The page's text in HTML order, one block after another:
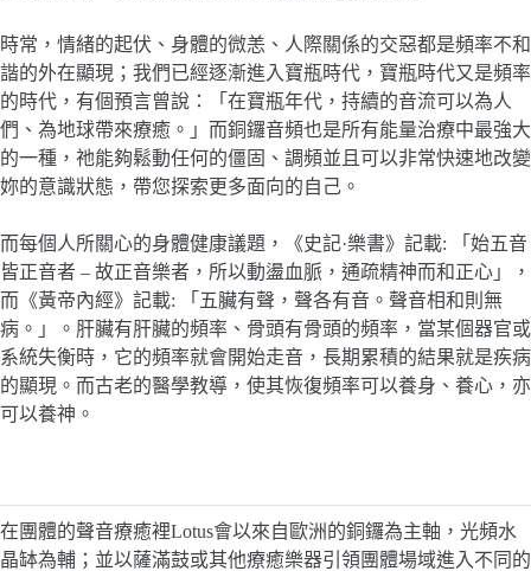
時常，情緒的起伏、身體的微恙、人際關係的交惡都是頻率不和
諧的外在顯現；我們已經逐漸進入寶瓶時代，寶瓶時代又是頻率
的時代，有個預言曾說：「在寶瓶年代，持續的音流可以為人
們、為地球帶來療癒。」而銅鑼音頻也是所有能量治療中最強大
的一種，祂能夠鬆動任何的僵固、調頻並且可以非常快速地改變
妳的意識狀態，帶您探索更多面向的自己。
而每個人所關心的身體健康議題，《史記·樂書》記載: 「始五音
皆正音者 – 故正音樂者，所以動盪血脈，通疏精神而和正心」，
而《黃帝內經》記載: 「五臟有聲，聲各有音。聲音相和則無
病。」。肝臟有肝臟的頻率、骨頭有骨頭的頻率，當某個器官或
系統失衡時，它的頻率就會開始走音，長期累積的結果就是疾病
的顯現。而古老的醫學教導，使其恢復頻率可以養身、養心，亦
可以養神。
在團體的聲音療癒裡Lotus會以來自歐洲的銅鑼為主軸，光頻水
晶缽為輔；並以薩滿鼓或其他療癒樂器引領團體場域進入不同的